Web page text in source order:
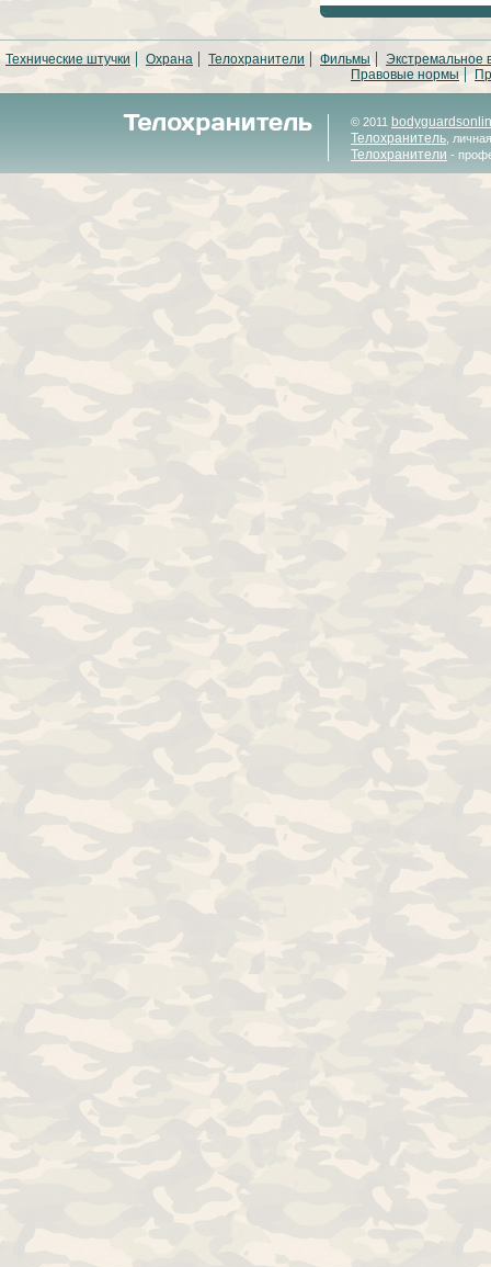
Технические штучки Охрана Телохранители Фильмы
Экстремальное
Правовые нормы
© 2011
Телохранитель ,
Телохранители -